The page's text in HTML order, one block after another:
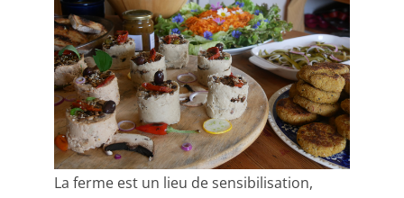
La ferme est un lieu de sensibilisation,